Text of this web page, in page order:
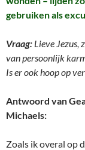
gebruiken als
Vraag: Lieve Jezus,
van persoonlijk
Is er ook hoop op
Antwoord van
Michaels:
Zoals ik overal op